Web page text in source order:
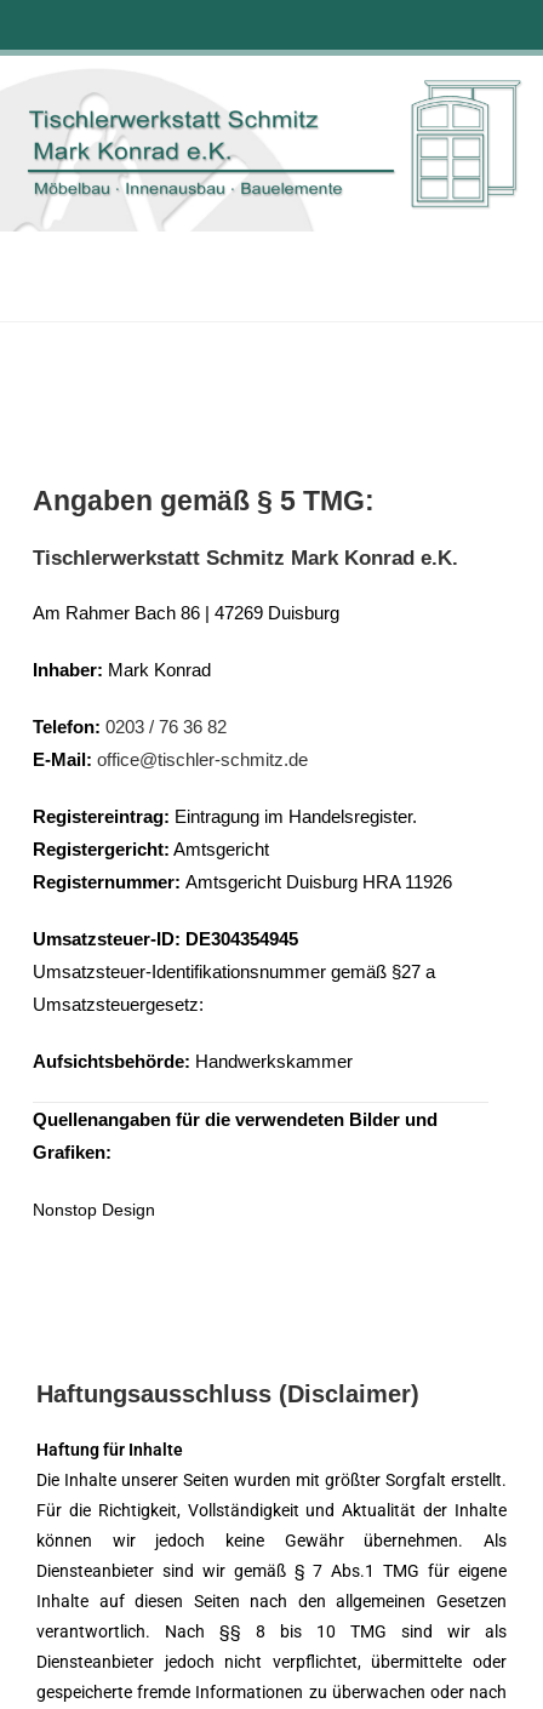
Angaben gemäß § 5 TMG:
Tischlerwerkstatt Schmitz Mark Konrad e.K.
Am Rahmer Bach 86 | 47269 Duisburg
Inhaber: Mark Konrad
Telefon: 0203 / 76 36 82
E-Mail: office@tischler-schmitz.de
Registereintrag: Eintragung im Handelsregister.
Registergericht: Amtsgericht
Registernummer: Amtsgericht Duisburg HRA 11926
Umsatzsteuer-ID: DE304354945
Umsatzsteuer-Identifikationsnummer gemäß §27 a
Umsatzsteuergesetz:
Aufsichtsbehörde: Handwerkskammer
Quellenangaben für die verwendeten Bilder und
Grafiken:
Nonstop Design
Haftungsausschluss (Disclaimer)
Haftung für Inhalte
Die Inhalte unserer Seiten wurden mit größter Sorgfalt erstellt.
Für die Richtigkeit, Vollständigkeit und Aktualität der Inhalte
können wir jedoch keine Gewähr übernehmen. Als
Diensteanbieter sind wir gemäß § 7 Abs.1 TMG für eigene
Inhalte auf diesen Seiten nach den allgemeinen Gesetzen
verantwortlich. Nach §§ 8 bis 10 TMG sind wir als
Diensteanbieter jedoch nicht verpflichtet, übermittelte oder
gespeicherte fremde Informationen zu überwachen oder nach